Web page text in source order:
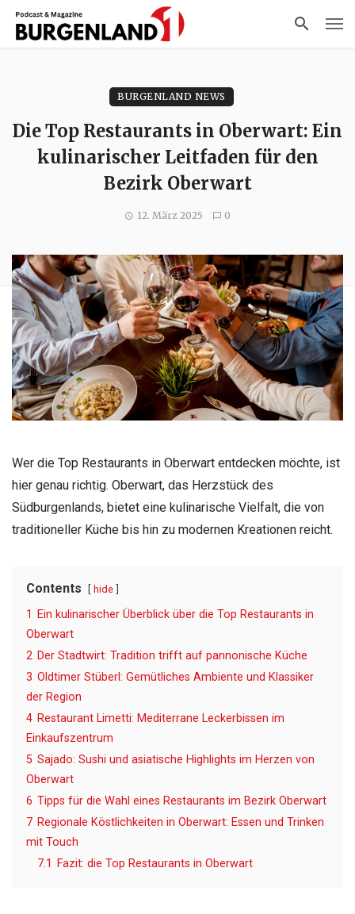
BURGENLAND NEWS
Die Top Restaurants in Oberwart: Ein
kulinarischer Leitfaden für den
Bezirk Oberwart
12. März 2025 0
Wer die Top Restaurants in Oberwart entdecken möchte, ist
hier genau richtig. Oberwart, das Herzstück des
Südburgenlands, bietet eine kulinarische Vielfalt, die von
traditioneller Küche bis hin zu modernen Kreationen reicht.
Contents hide
1
Ein kulinarischer Überblick über die Top Restaurants in
Oberwart
2 Der Stadtwirt: Tradition trifft auf pannonische Küche
3 Oldtimer Stüberl: Gemütliches Ambiente und Klassiker
der Region
4 Restaurant Limetti: Mediterrane Leckerbissen im
Einkaufszentrum
5 Sajado: Sushi und asiatische Highlights im Herzen von
Oberwart
6 Tipps für die Wahl eines Restaurants im Bezirk Oberwart
7 Regionale Köstlichkeiten in Oberwart: Essen und Trinken
mit Touch
7.1
Fazit: die Top Restaurants in Oberwart